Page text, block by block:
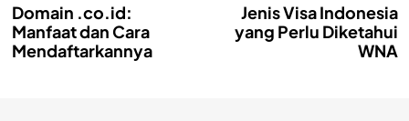
Domain .co.id:
Manfaat dan Cara
Mendaftarkannya
Jenis Visa Indonesia
yang Perlu Diketahui
WNA